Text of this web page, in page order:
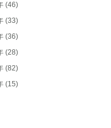
(46)
(33)
(36)
(28)
(82)
(15)